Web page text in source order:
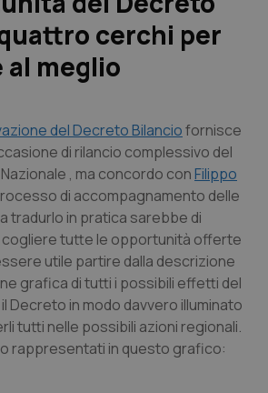
cerchi per
meglio
del Decreto Bilanciofornisce
di rilancio complessivo del
, ma concordo conFilippo
di accompagnamento delle
tradurlo in pratica sarebbe di
cogliere tutte le opportunità offerte
utile partire dalla descrizione
grafica di tutti i possibili effetti del
Decreto in modo davvero illuminato
tutti nelle possibili azioni regionali.
rappresentati in questo grafico: